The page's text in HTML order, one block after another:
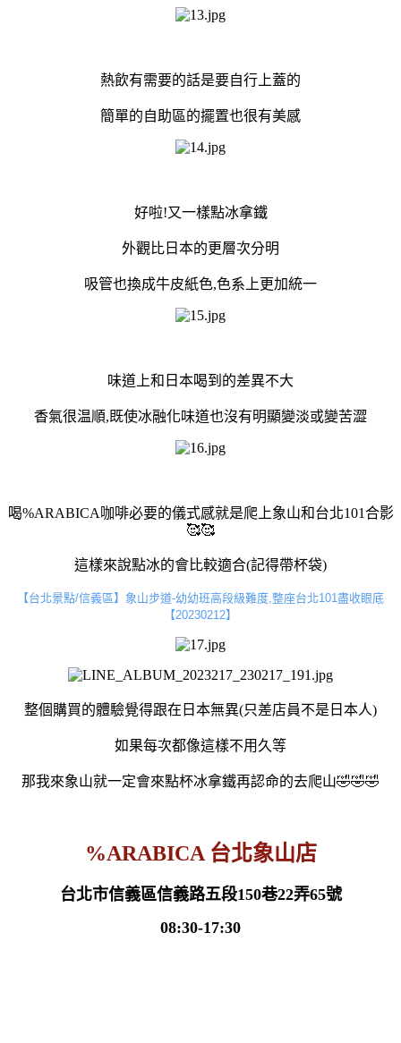
熱飲有需要的話是要自行上蓋的
簡單的自助區的擺置也很有美感
好啦!又一樣點冰拿鐵
外觀比日本的更層次分明
吸管也換成牛皮紙色,色系上更加統一
味道上和日本喝到的差異不大
香氣很温順,既使冰融化味道也沒有明顯變淡或變苦澀
喝%ARABICA咖啡必要的儀式感就是爬上象山和台北101合影
🥰🥰
這樣來說點冰的會比較適合(記得帶杯袋)
【台北景點/信義區】象山步道-幼幼班高段級難度,整座台北101盡收眼底
【20230212】
整個購買的體驗覺得跟在日本無異(只差店員不是日本人)
如果每次都像這樣不用久等
那我來象山就一定會來點杯冰拿鐵再認命的去爬山🤣🤣🤣
%ARABICA 台北象山店
台北市信義區信義路五段150巷22弄65號
08:30-17:30